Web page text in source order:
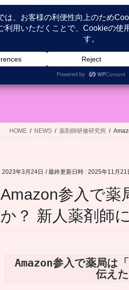
HOME 患者が語る医
HOME NEWS 薬剤師研修研究所
2023年3月24日 / 最終更新日時 : 2025年11月21
Amazon参入で薬
か？ 新人薬剤師
Amazon参入で薬局は
伝え